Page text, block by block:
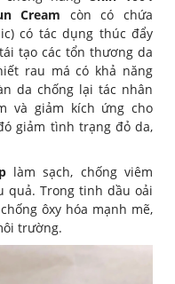
Cream còn có chứa
có tác dụng thúc đẩy
tạo các tổn thương da
rau má có khả năng
da chống lại tác nhân
và giảm kích ứng cho
giảm tình trạng đỏ da,
làm sạch, chống viêm
quả. Trong tinh dầu oải
ôxy hóa mạnh mẽ,
trường.